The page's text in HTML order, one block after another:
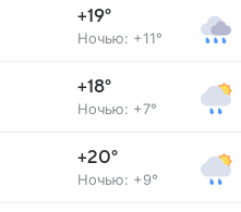
+19°
Ночью: +11°
+18°
Ночью: +7°
+20°
Ночью: +9°